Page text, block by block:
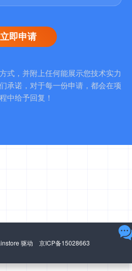
立即申请
式，并附上任何能展示您技术实力
承诺，对于每一份申请，都会在项
中给予回复！
驱动 京ICP备15028663